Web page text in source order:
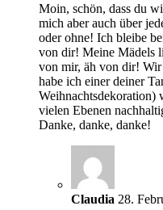
Moin, schön, dass du
mich aber auch über
oder ohne! Ich bleibe
von dir! Meine Mädels
von mir, äh von dir! Wir
habe ich einer deiner
Weihnachtsdekoration)
vielen Ebenen
Danke, danke, danke!
Claudia 28.